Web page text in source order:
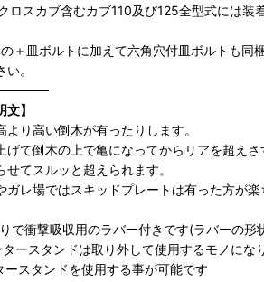
ロスカブ含むカブ110及び125全型式には装
＋皿ボルトに加えて六角穴付皿ボルトも同
。
】
り高い倒木が有ったりします。
げて倒木の上で亀になってからリアを超え
てスルッと超えられます。
ガレ場ではスキッドプレートは有った方が
で衝撃吸収用のラバー付きです(ラバーの形
ースタンドは取り外して使用するモノにな
スタンドを使用する事が可能です